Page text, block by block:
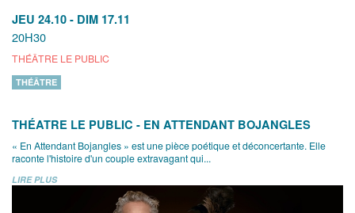
JEU 24.10 - DIM 17.11
20H30
THÉÂTRE LE PUBLIC
THÉÂTRE
THÉATRE LE PUBLIC - EN ATTENDANT BOJANGLES
« En Attendant Bojangles » est une pièce poétique et déconcertante. Elle
raconte l'histoire d'un couple extravagant qui...
LIRE PLUS